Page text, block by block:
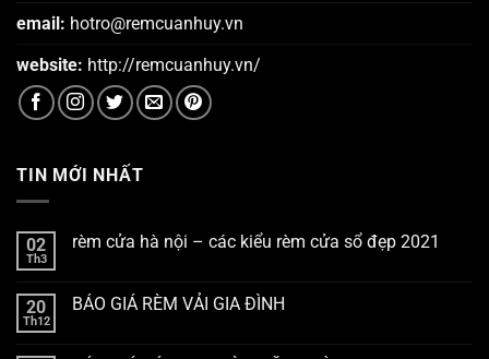
email: hotro@remcuanhuy.vn
website: http://remcuanhuy.vn/
TIN MỚI NHẤT
02
Th3
rèm cửa hà nội – các kiểu rèm cửa sổ đẹp 2021
20
Th12
BÁO GIÁ RÈM VẢI GIA ĐÌNH